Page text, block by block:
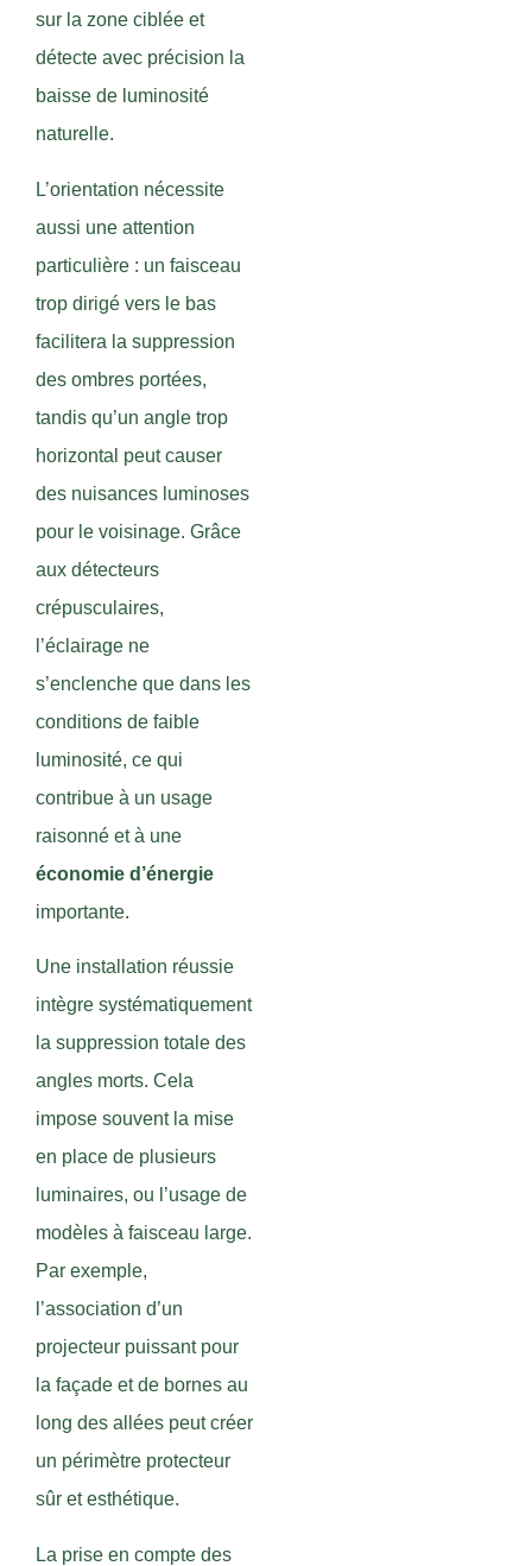
sur la zone ciblée et
détecte avec précision la
baisse de luminosité
naturelle.
L’orientation nécessite
aussi une attention
particulière : un faisceau
trop dirigé vers le bas
facilitera la suppression
des ombres portées,
tandis qu’un angle trop
horizontal peut causer
des nuisances luminoses
pour le voisinage. Grâce
aux détecteurs
crépusculaires,
l’éclairage ne
s’enclenche que dans les
conditions de faible
luminosité, ce qui
contribue à un usage
raisonné et à une
économie d’énergie
importante.
Une installation réussie
intègre systématiquement
la suppression totale des
angles morts. Cela
impose souvent la mise
en place de plusieurs
luminaires, ou l’usage de
modèles à faisceau large.
Par exemple,
l’association d’un
projecteur puissant pour
la façade et de bornes au
long des allées peut créer
un périmètre protecteur
sûr et esthétique.
La prise en compte des